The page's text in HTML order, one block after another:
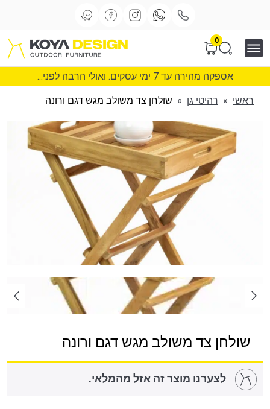
0
אספקה מהירה עד 7 ימי עסקים. ואולי הרבה לפני...
ראשי » רהיטי גן » שולחן צד משולב מגש דגם ורונה
שולחן צד משולב מגש דגם ורונה
לצערנו מוצר זה אזל מהמלאי.